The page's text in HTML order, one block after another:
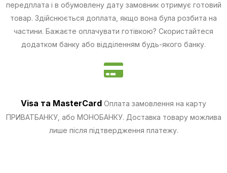
передплата і в обумовлену дату замовник отримує готовий
товар. Здійснюється доплата, якщо вона була розбита на
частини. Бажаєте оплачувати готівкою? Скористайтеся
додатком банку або відділенням будь-якого банку.
Visa та MasterCard Оплата замовлення на карту
ПРИВАТБАНКУ, або МОНОБАНКУ. Доставка товару можлива
лише після підтвердження платежу.